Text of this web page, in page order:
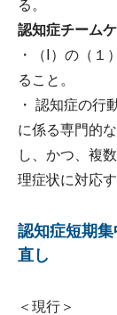
る。
認知症チーム
・（Ⅰ）の（
ること。
・ 認知症の行
に係る専門的
し、かつ、複
理症状に対応
認知症短期
直し
＜現行＞